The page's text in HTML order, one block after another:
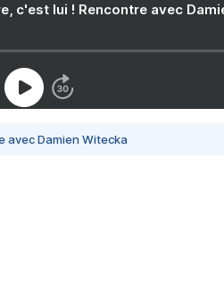
c'est lui ! Rencontre avec
avec Damien Witecka